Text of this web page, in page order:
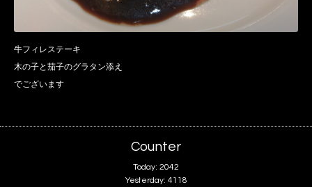
牛フィレステーキ
木の子と茄子のグラタン添え
でございます
Counter
Today: 2042
Yesterday: 4118